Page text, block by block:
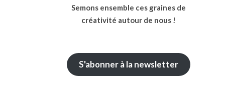
Semons ensemble ces graines de
créativité autour de nous !
S'abonner à la newsletter